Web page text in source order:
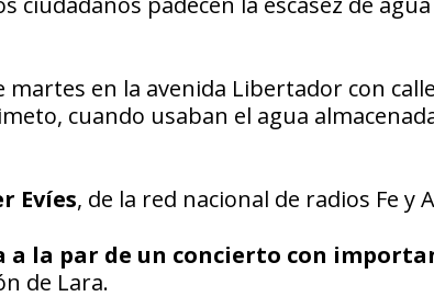
en la avenida Libertador con
cuando usaban el agua
Evíes, de la red nacional de radios Fe y
la par de un concierto con
de Lara.